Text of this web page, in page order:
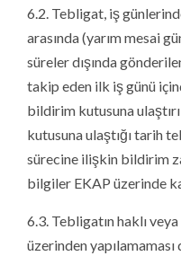
6.2. Tebligat, iş
arasında (yarım mesai
süreler dışında
takip eden ilk iş günü
bildirim kutusuna
kutusuna ulaştığı tarih
sürecine ilişkin bildirim
bilgiler EKAP üzerinde
6.3. Tebligatın haklı
üzerinden yapılamaması